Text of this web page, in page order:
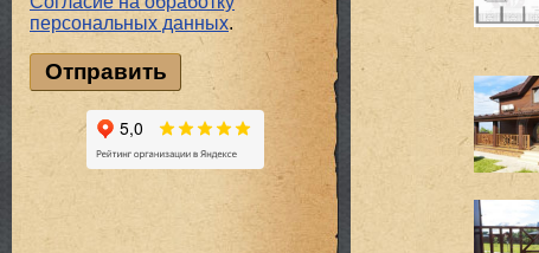
персональных данных.